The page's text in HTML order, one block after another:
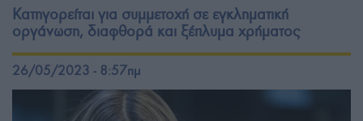
Κατηγορείται για συμμετοχή σε εγκληματική
οργάνωση, διαφθορά και ξέπλυμα χρήματος
26/05/2023 - 8:57πμ